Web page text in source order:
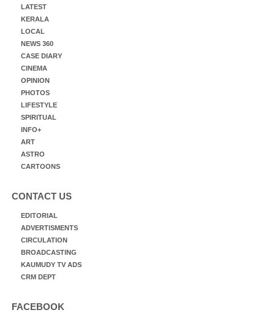
LATEST
KERALA
LOCAL
NEWS 360
CASE DIARY
CINEMA
OPINION
PHOTOS
LIFESTYLE
SPIRITUAL
INFO+
ART
ASTRO
CARTOONS
CONTACT US
EDITORIAL
ADVERTISMENTS
CIRCULATION
BROADCASTING
KAUMUDY TV ADS
CRM DEPT
FACEBOOK